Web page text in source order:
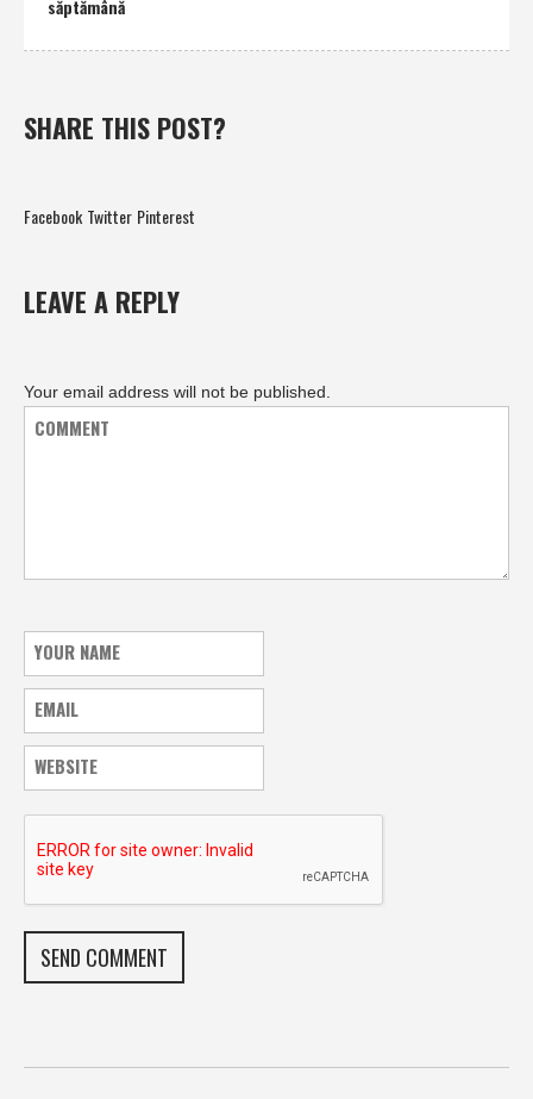
săptămână
SHARE THIS POST?
Facebook Twitter Pinterest
LEAVE A REPLY
Your email address will not be published.